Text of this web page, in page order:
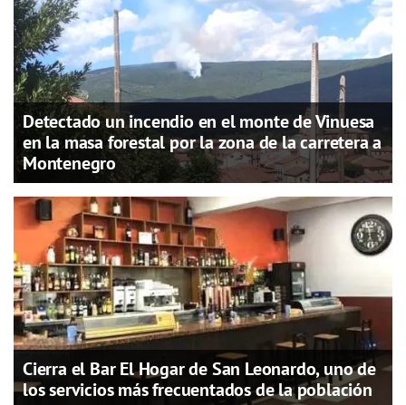
Detectado un incendio en el monte de Vinuesa
en la masa forestal por la zona de la carretera a
Montenegro
Cierra el Bar El Hogar de San Leonardo, uno de
los servicios más frecuentados de la población